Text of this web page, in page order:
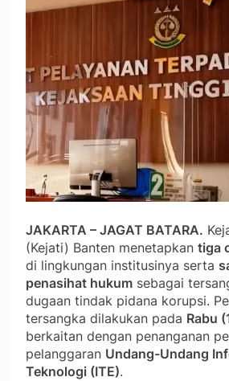
JAKARTA – JAGAT BATARA.
(Kejati) Banten menetapkan tiga
di lingkungan institusinya serta
penasihat hukum sebagai
dugaan tindak pidana korupsi.
tersangka dilakukan pada Rabu
berkaitan dengan penanganan
pelanggaran Undang-Undang
Teknologi (ITE).